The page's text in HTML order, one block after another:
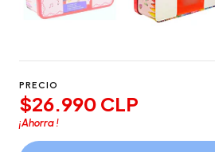
PRECIO
$26.990 CLP
¡Ahorra!